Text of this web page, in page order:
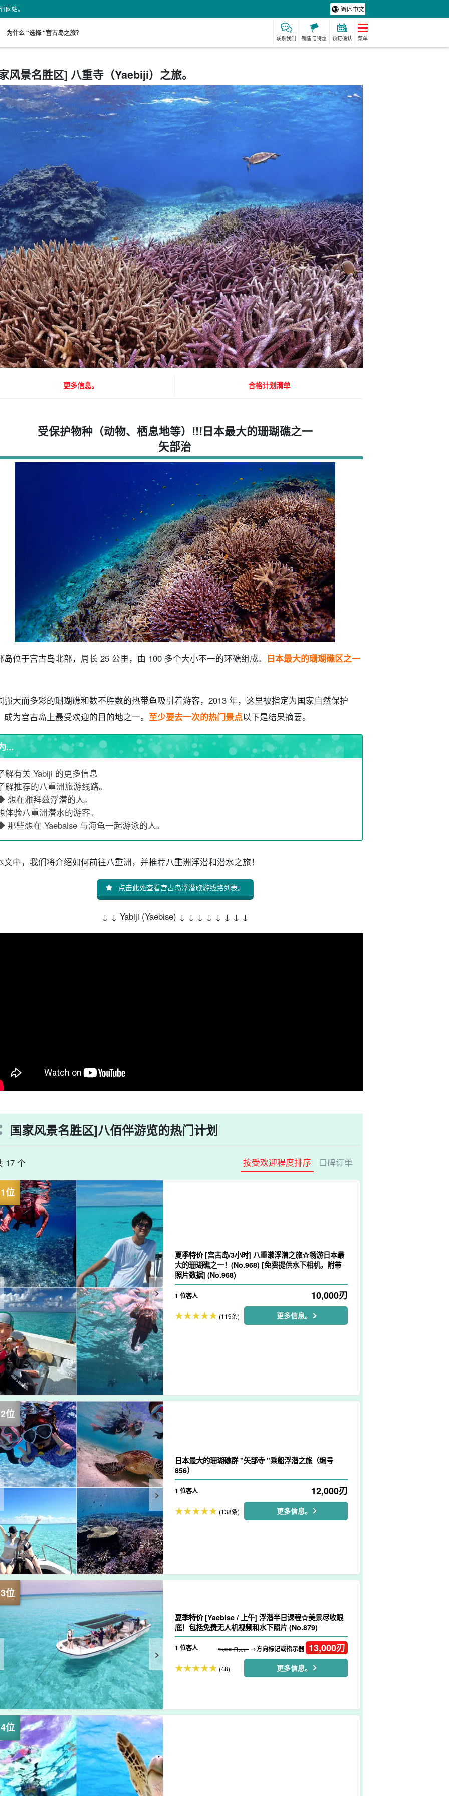
网站。 简体中文
为什么 "选择 "宫古岛之旅？
联系我们 销售与特惠 预订确认 菜单
从现场。
搜索
接送计划 海龟之旅 租车
超值折扣
设计图
保险费
选定计划
制造经验 保姆
水疗与放松
动荡
风景名胜区] 八重寺（Yaebiji）之旅。
更多信息。 合格计划清单
受保护物种（动物、栖息地等） !!!日本最大的珊瑚礁之一
矢部治
岛位于宫古岛北部，周长 25 公里，由 100 多个大小不一的环礁组成。 日本最大的珊瑚礁区之一
强大而多彩的珊瑚礁和数不胜数的热带鱼吸引着游客，2013 年，这里被指定为国家自然保护
成为宫古岛上最受欢迎的目的地之一。 至少要去一次的热门景点以下是结果摘要。
...
解有关 Yabiji 的更多信息
解推荐的八重洲旅游线路。
想在雅拜兹浮潜的人。
体验八重洲潜水的游客。
那些想在 Yaebaise 与海龟一起游泳的人。
文中，我们将介绍如何前往八重洲，并推荐八重洲浮潜和潜水之旅！
点击此处查看宫古岛浮潜旅游线路列表。
↓ ↓ Yabiji (Yaebise) ↓ ↓ ↓ ↓ ↓ ↓ ↓ ↓
国家风景名胜区]八佰伴游览的热门计划
17 个 按受欢迎程度排序 口碑订单
夏季特价 [宫古岛/3小时] 八重濑浮潜之旅☆畅游日本最
大的珊瑚礁之一！(No.968) [免费提供水下相机，附带
照片数据] (No.968)
1 位客人 10,000刃
(119条) 更多信息。
日本最大的珊瑚礁群 "矢部寺 "乘船浮潜之旅（编号
856）
1 位客人 12,000刃
(138条) 更多信息。
夏季特价 [Yaebise / 上午] 浮潜半日课程☆美景尽收眼
底！包括免费无人机视频和水下照片 (No.879)
1 位客人 16,000 日元。→方向标记或指示器 13,000刃
(48) 更多信息。